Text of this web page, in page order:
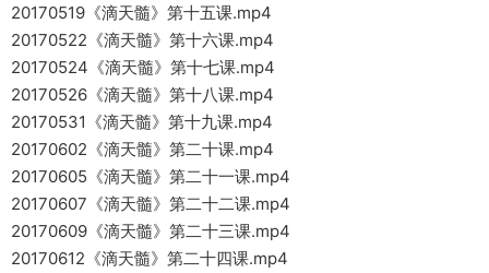
20170519《滴天髓》第十五课.mp4
20170522《滴天髓》第十六课.mp4
20170524《滴天髓》第十七课.mp4
20170526《滴天髓》第十八课.mp4
20170531《滴天髓》第十九课.mp4
20170602《滴天髓》第二十课.mp4
20170605《滴天髓》第二十一课.mp4
20170607《滴天髓》第二十二课.mp4
20170609《滴天髓》第二十三课.mp4
20170612《滴天髓》第二十四课.mp4